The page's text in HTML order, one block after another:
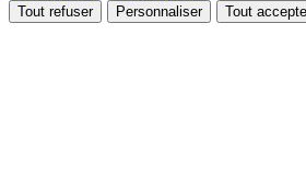
Tout refuser Personnaliser Tout